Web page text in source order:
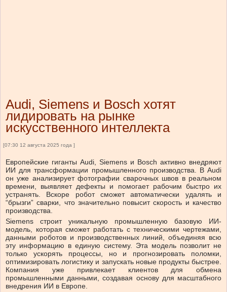
Audi, Siemens и Bosch хотят
лидировать на рынке
искусственного интеллекта
[07:30 12 августа 2025 года ]
Европейские гиганты Audi, Siemens и Bosch активно внедряют
ИИ для трансформации промышленного производства. В Audi
он уже анализирует фотографии сварочных швов в реальном
времени, выявляет дефекты и помогает рабочим быстро их
устранять. Вскоре робот сможет автоматически удалять и
“брызги” сварки, что значительно повысит скорость и качество
производства.
Siemens строит уникальную промышленную базовую ИИ-
модель, которая сможет работать с техническими чертежами,
данными роботов и производственных линий, объединяя всю
эту информацию в единую систему. Эта модель позволит не
только ускорять процессы, но и прогнозировать поломки,
оптимизировать логистику и запускать новые продукты быстрее.
Компания уже привлекает клиентов для обмена
промышленными данными, создавая основу для масштабного
внедрения ИИ в Европе.